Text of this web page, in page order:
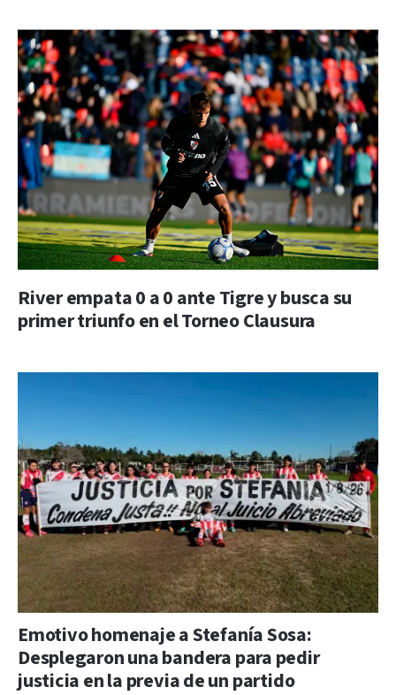
River empata 0 a 0 ante Tigre y busca su
primer triunfo en el Torneo Clausura
Emotivo homenaje a Stefanía Sosa:
Desplegaron una bandera para pedir
justicia en la previa de un partido